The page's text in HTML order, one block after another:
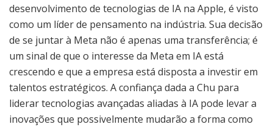
desenvolvimento de tecnologias de IA na Apple, é visto
como um líder de pensamento na indústria. Sua decisão
de se juntar à Meta não é apenas uma transferência; é
um sinal de que o interesse da Meta em IA está
crescendo e que a empresa está disposta a investir em
talentos estratégicos. A confiança dada a Chu para
liderar tecnologias avançadas aliadas à IA pode levar a
inovações que possivelmente mudarão a forma como